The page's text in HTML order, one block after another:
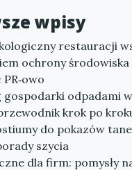
wpisy
restauracji
ochrony
gospodarki odpadami
krok po
do pokazów
szycia
dla firm: pomysły